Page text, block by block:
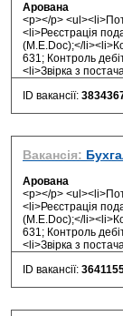
Арована
<p></p>
<li>Реєстрація
(M.E.Doc);</
631; Контроль
<li>Звірка з
ID вакансії:
Вакансія:
Арована
<p></p>
<li>Реєстрація
(M.E.Doc);</
631; Контроль
<li>Звірка з
ID вакансії: